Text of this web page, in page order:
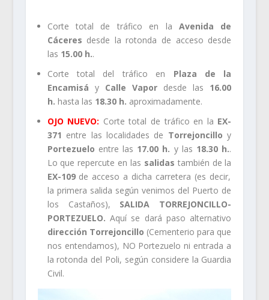
Corte total de tráfico en laAvenida de
Cáceres desde la rotonda de acceso desde
las 15.00 h..
Corte total del tráfico en Plaza de la
Encamisá y Calle Vapor desde las 16.00
h. hasta las 18.30 h. aproximadamente.
OJO NUEVO: Corte total de tráfico en la EX-
371 entre las localidades de Torrejoncillo y
Portezuelo entre las 17.00 h. y las 18.30 h..
Lo que repercute en las salidas también de la
EX-109de acceso a dicha carretera (es decir,
la primera salida según venimos del Puerto de
los Castaños), SALIDA TORREJONCILLO-
PORTEZUELO. Aquí se dará paso alternativo
dirección Torrejoncillo (Cementerio para que
nos entendamos), NO Portezuelo ni entrada a
la rotonda del Poli, según considere la Guardia
Civil.